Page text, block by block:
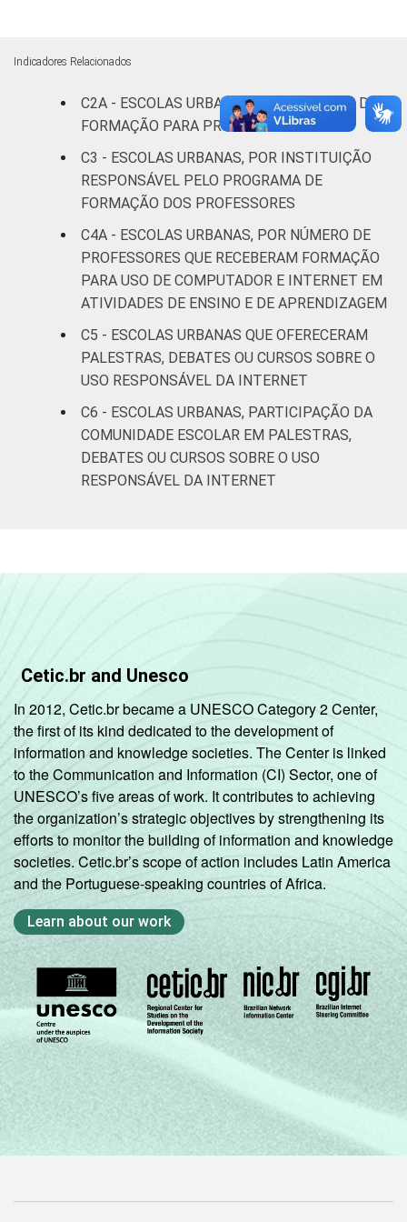
Indicadores Relacionados
C2A - ESCOLAS URBANAS, POR PROJETO DE
FORMAÇÃO PARA PROFESSORES
C3 - ESCOLAS URBANAS, POR INSTITUIÇÃO
RESPONSÁVEL PELO PROGRAMA DE
FORMAÇÃO DOS PROFESSORES
C4A - ESCOLAS URBANAS, POR NÚMERO DE
PROFESSORES QUE RECEBERAM FORMAÇÃO
PARA USO DE COMPUTADOR E INTERNET EM
ATIVIDADES DE ENSINO E DE APRENDIZAGEM
C5 - ESCOLAS URBANAS QUE OFERECERAM
PALESTRAS, DEBATES OU CURSOS SOBRE O
USO RESPONSÁVEL DA INTERNET
C6 - ESCOLAS URBANAS, PARTICIPAÇÃO DA
COMUNIDADE ESCOLAR EM PALESTRAS,
DEBATES OU CURSOS SOBRE O USO
RESPONSÁVEL DA INTERNET
Cetic.br and Unesco
In 2012, Cetic.br became a UNESCO Category 2 Center,
the first of its kind dedicated to the development of
information and knowledge societies. The Center is linked
to the Communication and Information (CI) Sector, one of
UNESCO’s five areas of work. It contributes to achieving
the organization’s strategic objectives by strengthening its
efforts to monitor the building of information and knowledge
societies. Cetic.br’s scope of action includes Latin America
and the Portuguese-speaking countries of Africa.
Learn about our work